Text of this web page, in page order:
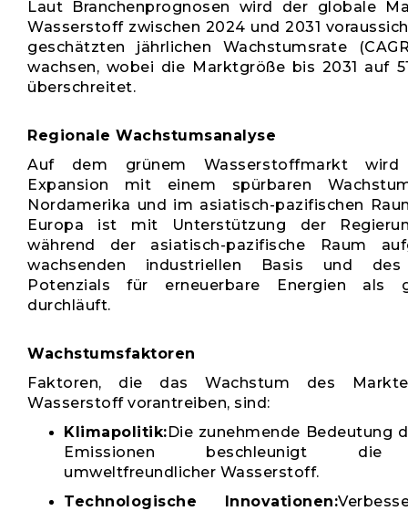
Laut Branchenprognosen wird der globale
Wasserstoff zwischen 2024 und 2031
geschätzten jährlichen Wachstumsrate
wachsen, wobei die Marktgröße bis 2031 auf
überschreitet.
Regionale Wachstumsanalyse
Auf dem grünem Wasserstoffmarkt
Expansion mit einem spürbaren
Nordamerika und im asiatisch-pazifischen
Europa ist mit Unterstützung der
während der asiatisch-pazifische Raum
wachsenden industriellen Basis und des
Potenzials für erneuerbare Energien als
durchläuft.
Wachstumsfaktoren
Faktoren, die das Wachstum des
Wasserstoff vorantreiben, sind:
Klimapolitik:Die zunehmende Bedeutung
Emissionen beschleunigt die
umweltfreundlicher Wasserstoff.
Technologische Innovationen: